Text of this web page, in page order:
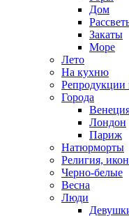
Дом
Закаты
Море
Лето
На кухню
Репродукции
Города
Лондон
Париж
Натюрморты
Религия,
Черно-белые
Весна
Люди